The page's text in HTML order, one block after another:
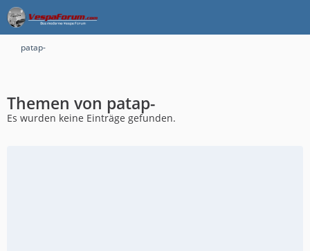
patap-
Themen von patap-
Es wurden keine Einträge gefunden.